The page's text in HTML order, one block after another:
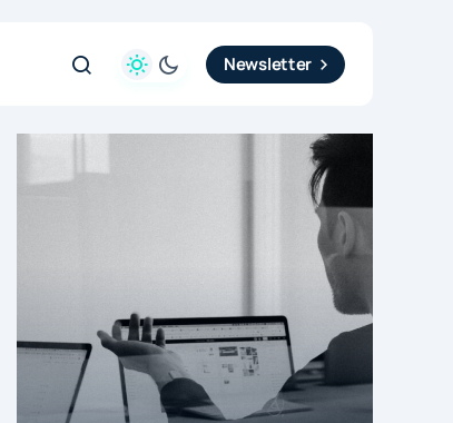
Newsletter